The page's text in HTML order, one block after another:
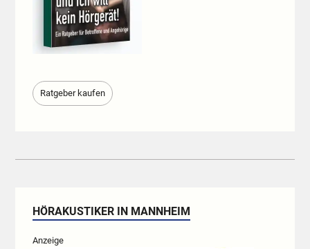
Ratgeber kaufen
HÖRAKUSTIKER IN MANNHEIM
Anzeige